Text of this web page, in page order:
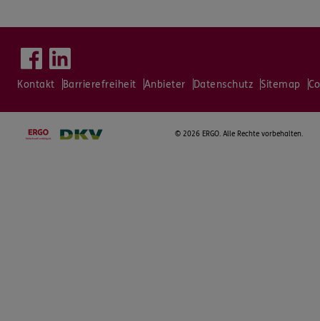
Kontakt Barrierefreiheit Anbieter Datenschutz Sitemap
© 2026 ERGO. Alle Rechte vorbehalten.